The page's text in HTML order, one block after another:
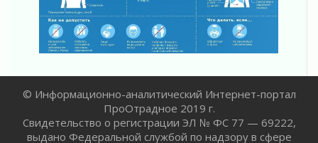
ПСК через Гослуслуги напомнит жителям
Ленинградской области о неоплаченных
счетах
02 августа 2026
02 августа 2026
Жителям Ленобласти напомнили, как
действовать при укусе клеща
© Информационно-аналитический Интернет-портал
ПроОтрадное 2019 г.
Свидетельство о регистрации ЭЛ № ФС 77 — 69222,
выдано Федеральной службой по надзору в сфере